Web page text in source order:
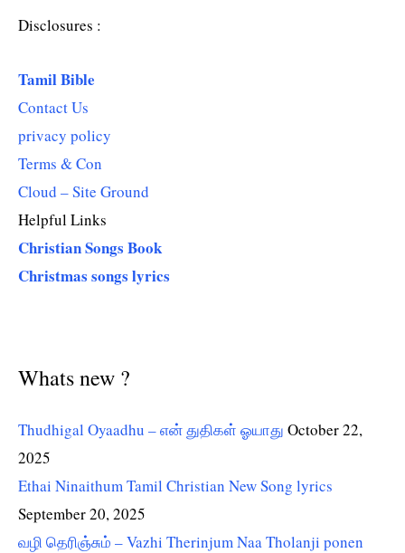
Disclosures :
Tamil Bible
Contact Us
privacy policy
Terms & Con
Cloud – Site Ground
Helpful Links
Christian Songs Book
Christmas songs lyrics
Whats new ?
Thudhigal Oyaadhu – என் துதிகள் ஓயாது October 22,
2025
Ethai Ninaithum Tamil Christian New Song lyrics
September 20, 2025
வழி தெரிஞ்சும் – Vazhi Therinjum Naa Tholanji ponen